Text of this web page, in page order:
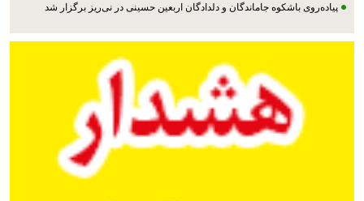
پیاده‌روی باشکوه جاماندگان و دلدادگان اربعین حسینی در نی‌ریز برگزار شد